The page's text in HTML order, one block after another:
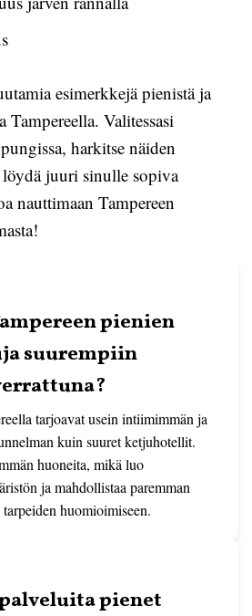
esimerkkejä pienistä ja
Valitessasi
harkitse näiden
juuri sinulle sopiva
nauttimaan Tampereen
pienien
suurempiin
tarjoavat usein intiimimmän ja
kuin suuret ketjuhotellit.
huoneita, mikä luo
ja mahdollistaa paremman
huomioimiseen.
pienet